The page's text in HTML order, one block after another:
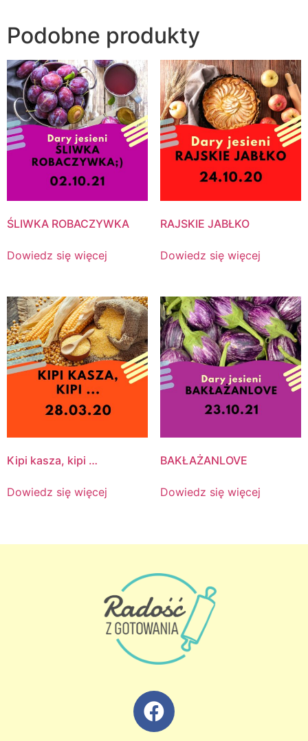
Podobne produkty
ŚLIWKA ROBACZYWKA
Dowiedz się więcej
RAJSKIE JABŁKO
Dowiedz się więcej
Kipi kasza, kipi …
Dowiedz się więcej
BAKŁAŻANLOVE
Dowiedz się więcej